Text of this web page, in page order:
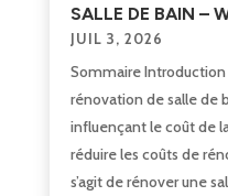
SALLE DE BAIN –
JUIL 3, 2026
Sommaire Introduction
rénovation de salle de
influençant le coût de
réduire les coûts de
s’agit de rénover une